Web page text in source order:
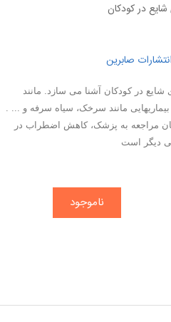
در كودكان
انتشارات صابرین
شایع در کودکان آشنا می سازد. مانند
مانند سرخک، سیاه سرفه و ... .
مراجعه به پزشک، کاهش اضطراب در
دیگر است
ناموجود